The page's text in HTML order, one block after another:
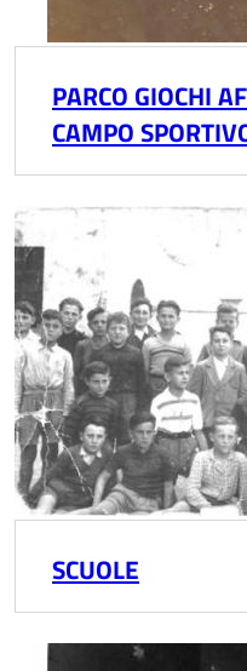
PARCO GIOCHI
CAMPO
SCUOLE